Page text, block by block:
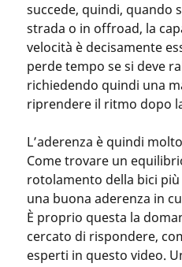
succede, quindi, quando
strada o in offroad, la
velocità è decisamente
perde tempo se si deve
richiedendo quindi una
riprendere il ritmo dopo
L’aderenza è quindi
Come trovare un
rotolamento della bici
una buona aderenza in
È proprio questa la
cercato di rispondere,
esperti in questo video.